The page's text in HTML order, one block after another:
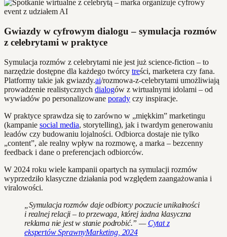
Gwiazdy w cyfrowym dialogu – symulacja rozmów
z celebrytami w praktyce
Symulacja rozmów z celebrytami nie jest już science-fiction – to
narzędzie dostępne dla każdego twórcy treści, marketera czy fana.
Platformy takie jak gwiazdy.ai/rozmowa-z-celebrytami umożliwiają
prowadzenie realistycznych dialogów z wirtualnymi idolami – od
wywiadów po personalizowane porady czy inspiracje.
W praktyce sprawdza się to zarówno w „miękkim” marketingu
(kampanie social media, storytelling), jak i twardym generowaniu
leadów czy budowaniu lojalności. Odbiorca dostaje nie tylko
„content”, ale realny wpływ na rozmowę, a marka – bezcenny
feedback i dane o preferencjach odbiorców.
W 2024 roku wiele kampanii opartych na symulacji rozmów
wyprzedziło klasyczne działania pod względem zaangażowania i
viralowości.
„Symulacja rozmów daje odbiorcy poczucie unikalności
i realnej relacji – to przewaga, której żadna klasyczna
reklama nie jest w stanie podrobić.” — Cytat z
ekspertów SprawnyMarketing, 2024